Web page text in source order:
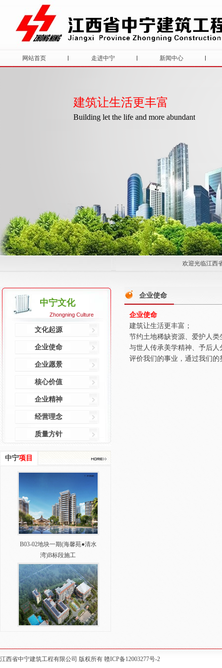
网站首页 走进中宁 新闻中心
建筑让生活更丰富
Building let the life and more abundant
欢迎光临江西
中宁文化
Zhongning Culture
文化起源
企业使命
企业愿景
核心价值
企业精神
经营理念
质量方针
中宁项目
B03-02地块一期(海馨苑●清水
湾)B标段施工​
工总承包）
企业使命
企业使命
建筑让生活更丰富；
节约土地稀缺资源、爱护人类
与世人传承美学精神、予后人
评价我们的事业，通过我们
江西省中宁建筑工程有限公司 版权所有 赣ICP备12003277号-2